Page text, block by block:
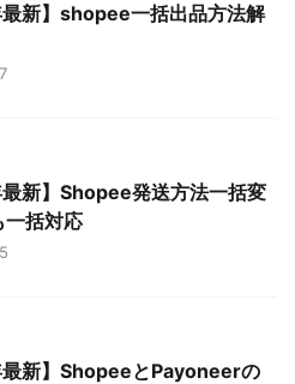
最新】shopee一括出品方法解
最新】Shopee発送方法一括変
一括対応
最新】ShopeeとPayoneerの